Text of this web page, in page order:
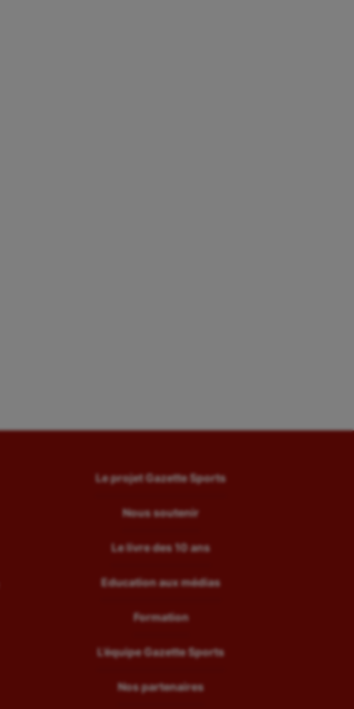
Le projet Gazette Sports
Nous soutenir
Le livre des 10 ans
Education aux médias
Formation
L’équipe Gazette Sports
Nos partenaires